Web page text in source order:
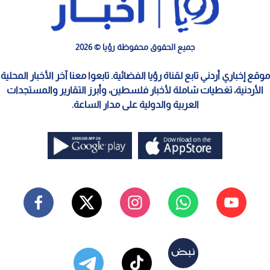
جميع الحقوق محفوظة رؤيا © 2026
موقع إخباري أردني تابع لقناة رؤيا الفضائية. تابعوا معنا آخر الأخبار المحلية
الأردنية، تغطيات شاملة لأخبار فلسطين، وأبرز التقارير والمستجدات
العربية والدولية على مدار الساعة.